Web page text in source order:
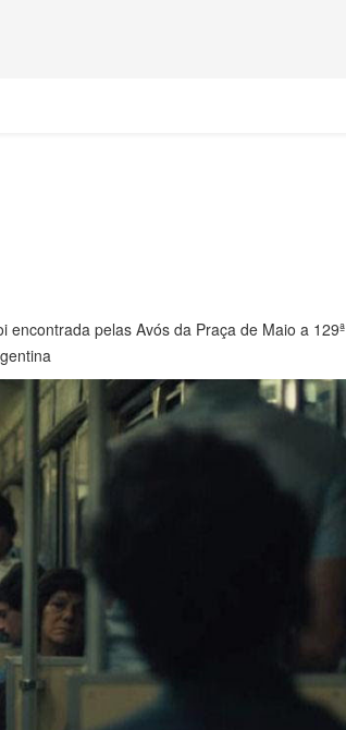
pelas Avós da Praça de Maio a 129ª